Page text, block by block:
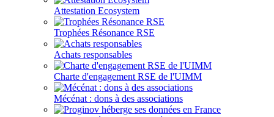
Attestation Ecosystem
Trophées Résonance RSE
Achats responsables
Charte d'engagement RSE de l'UIMM
Mécénat : dons à des associations